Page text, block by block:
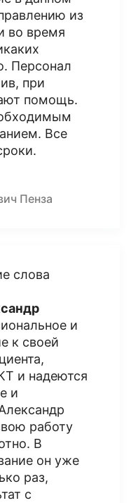
из
во время
Персонал
при
помощь.
Все
Пенза
слова
и
к своей
и надеются
и
работу
В
он уже
раз,
с